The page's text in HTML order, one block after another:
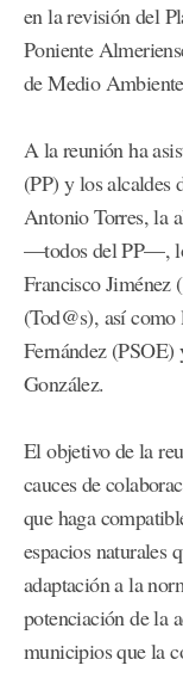
en la revisión del
Poniente
de Medio
A la reunión ha
(PP) y los alcaldes
Antonio Torres, la
—todos del PP—,
Francisco Jiménez
(Tod@s), así
Fernández
González.
El objetivo de la
cauces de
que haga
espacios naturales
adaptación a la
potenciación de la
municipios que la